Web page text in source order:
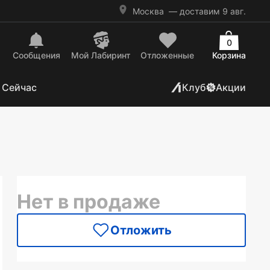
Москва — доставим 9 авг.
Сообщения Mой Лабиринт Отложенные Корзина
0
Клуб Акции
Нет в продаже
Отложить